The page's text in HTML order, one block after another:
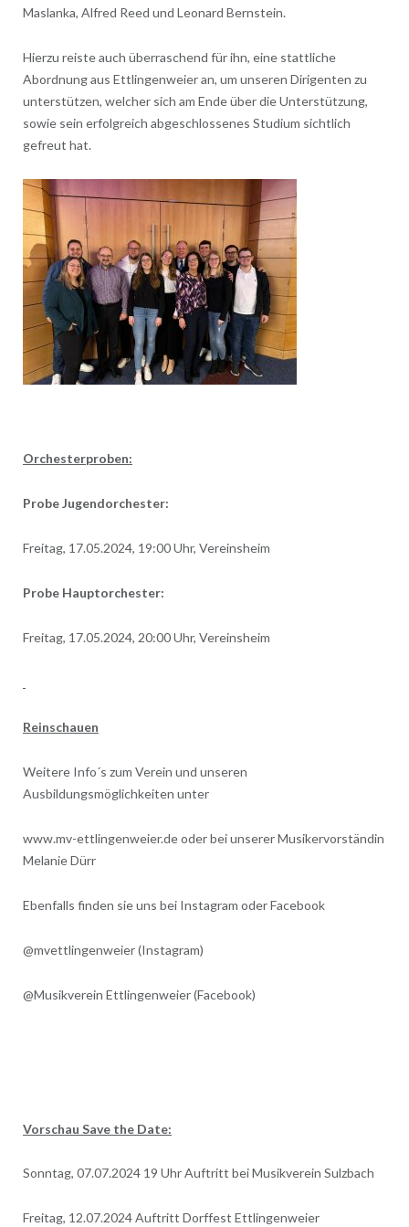
Maslanka, Alfred Reed und Leonard Bernstein.
Hierzu reiste auch überraschend für ihn, eine stattliche
Abordnung aus Ettlingenweier an, um unseren Dirigenten zu
unterstützen, welcher sich am Ende über die Unterstützung,
sowie sein erfolgreich abgeschlossenes Studium sichtlich
gefreut hat.
Orchesterproben:
Probe Jugendorchester:
Freitag, 17.05.2024, 19:00 Uhr, Vereinsheim
Probe Hauptorchester:
Freitag, 17.05.2024, 20:00 Uhr, Vereinsheim
Reinschauen
Weitere Info´s zum Verein und unseren
Ausbildungsmöglichkeiten unter
www.mv-ettlingenweier.de oder bei unserer Musikervorständin
Melanie Dürr
Ebenfalls finden sie uns bei Instagram oder Facebook
@mvettlingenweier (Instagram)
@Musikverein Ettlingenweier (Facebook)
Vorschau Save the Date:
Sonntag, 07.07.2024 19 Uhr Auftritt bei Musikverein Sulzbach
Freitag, 12.07.2024 Auftritt Dorffest Ettlingenweier